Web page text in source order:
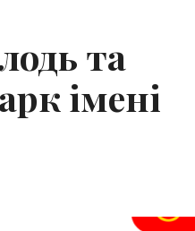
та
імені